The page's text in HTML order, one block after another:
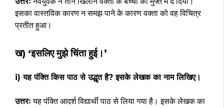
इसका वास्तविक कारण न समझ पाने के कारण वक्ता को वह विचित्र
प्रतीत हुआ।
ख) ‘इसलिए मुझे चिंता हुई।’
i) यह पंक्ति किस पाठ से उद्धृत है? इसके लेखक का नाम लिखिए।
उत्तरःयह पंक्ति आदर्श विद्यार्थी पाठ से लिया गया है। इसके लेखक का